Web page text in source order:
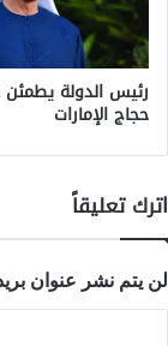
رئيس الدولة
حجاج الإمارات
اترك تعليقاً
لن يتم نشر عنوان